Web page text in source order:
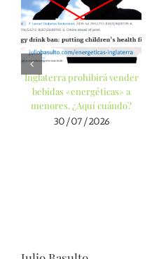
Inglaterra prohibirá vender
bebidas «energéticas» a
menores. ¿Aquí cuándo?
30/07/2026